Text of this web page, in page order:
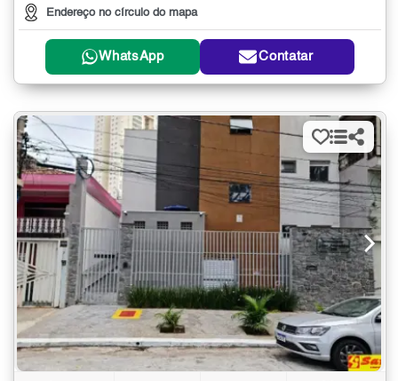
Endereço no círculo do mapa
WhatsApp Contatar